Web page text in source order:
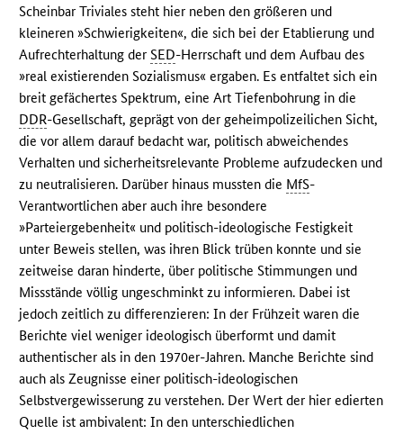
Scheinbar Triviales steht hier neben den größeren und
kleineren »Schwierigkeiten«, die sich bei der Etablierung und
Aufrechterhaltung derSED-Herrschaft und dem Aufbau des
»real existierenden Sozialismus« ergaben. Es entfaltet sich ein
breit gefächertes Spektrum, eine Art Tiefenbohrung in die
DDR-Gesellschaft, geprägt von der geheimpolizeilichen Sicht,
die vor allem darauf bedacht war, politisch abweichendes
Verhalten und sicherheitsrelevante Probleme aufzudecken und
zu neutralisieren. Darüber hinaus mussten die MfS-
Verantwortlichen aber auch ihre besondere
»Parteiergebenheit« und politisch-ideologische Festigkeit
unter Beweis stellen, was ihren Blick trüben konnte und sie
zeitweise daran hinderte, über politische Stimmungen und
Missstände völlig ungeschminkt zu informieren. Dabei ist
jedoch zeitlich zu differenzieren: In der Frühzeit waren die
Berichte viel weniger ideologisch überformt und damit
authentischer als in den 1970er-Jahren. Manche Berichte sind
auch als Zeugnisse einer politisch-ideologischen
Selbstvergewisserung zu verstehen. Der Wert der hier edierten
Quelle ist ambivalent: In den unterschiedlichen